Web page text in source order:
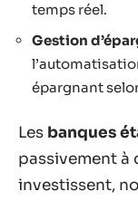
temps réel.
Gestion
épargnant
Les banques
passivement à
investissent,